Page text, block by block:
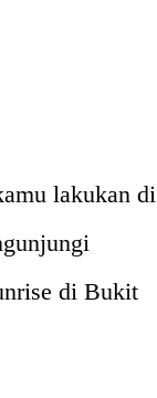
lakukan di
di Bukit